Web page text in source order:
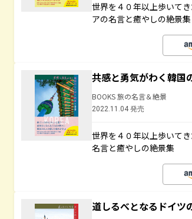
世界を４０年以上歩いて
アの名言と癒やしの絶景集
共感と勇気がわく韓国
BOOKS 旅の名言＆絶景
2022.11.04 発売
世界を４０年以上歩いて
名言と癒やしの絶景集
道しるべとなるドイツ